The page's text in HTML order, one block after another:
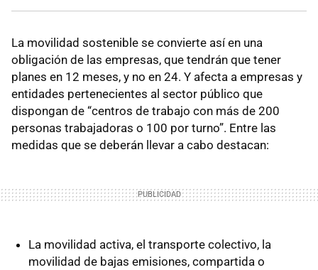
La movilidad sostenible se convierte así en una
obligación de las empresas, que tendrán que tener
planes en 12 meses, y no en 24. Y afecta a empresas y
entidades pertenecientes al sector público que
dispongan de “centros de trabajo con más de 200
personas trabajadoras o 100 por turno”. Entre las
medidas que se deberán llevar a cabo destacan:
La movilidad activa, el transporte colectivo, la
movilidad de bajas emisiones, compartida o